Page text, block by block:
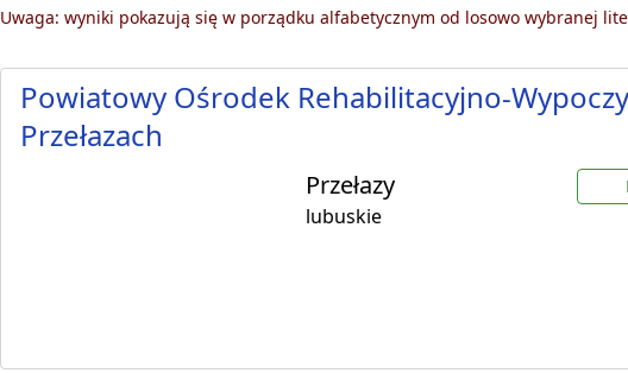
Uwaga: wyniki pokazują się w porządku alfabetycznym od losowo wybranej
Powiatowy Ośrodek Rehabilitacyjno-
Przełazach
Przełazy
lubuskie